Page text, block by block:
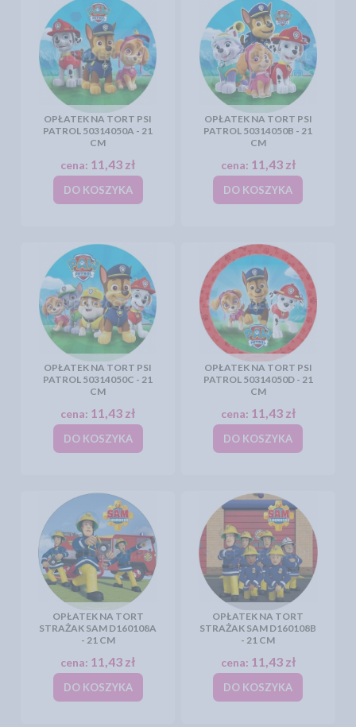
OPŁATEK NA TORT PSI
PATROL 50314050A - 21
CM
cena: 11,43 zł
DO KOSZYKA
OPŁATEK NA TORT PSI
PATROL 50314050B - 21
CM
cena: 11,43 zł
DO KOSZYKA
OPŁATEK NA TORT PSI
PATROL 50314050C - 21
CM
cena: 11,43 zł
DO KOSZYKA
OPŁATEK NA TORT PSI
PATROL 50314050D - 21
CM
cena: 11,43 zł
DO KOSZYKA
OPŁATEK NA TORT
STRAŻAK SAM D160108A
- 21 CM
cena: 11,43 zł
DO KOSZYKA
OPŁATEK NA TORT
STRAŻAK SAM D160108B
- 21 CM
cena: 11,43 zł
DO KOSZYKA